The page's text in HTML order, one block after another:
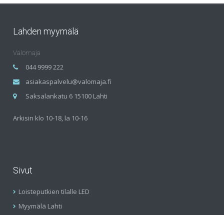
Lahden myymälä
Valomaja
044 9999 222
asiakaspalvelu@valomaja.fi
Saksalankatu 6 15100 Lahti
Arkisin klo 10-18, la 10-16
Sivut
Loisteputkien tilalle LED
Myymälä Lahti